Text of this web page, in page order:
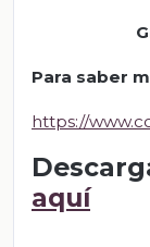
Para saber
https://
aquí